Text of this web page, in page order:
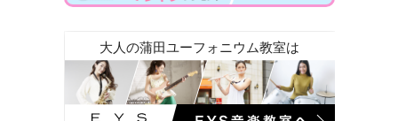
大人の蒲田ユーフォニウム教室は